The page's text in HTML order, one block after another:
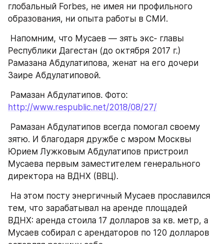
глобальный Forbes, не имея ни профильного
образования, ни опыта работы в СМИ.
Республики Дагестан (до октября 2017 г.)
Рамазана Абдулатипова, женат на его дочери
Заире Абдулатиповой.
http://www.respublic.net/2018/08/27/
зятю. И благодаря дружбе с мэром Москвы
Юрием Лужковым Абдулатипов пристроил
Мусаева первым заместителем генерального
директора на ВДНХ (ВВЦ).
тем, что зарабатывал на аренде площадей
ВДНХ: аренда стоила 17 долларов за кв. метр, а
Мусаев собирал с арендаторов по 120 долларов